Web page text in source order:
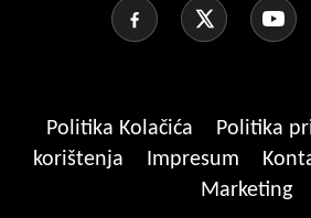
Politika Kolačića Politika
korištenja
Impresum
Marketing